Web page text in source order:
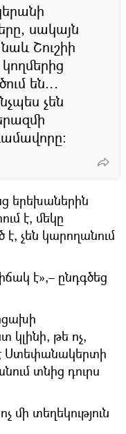
սակայն
Շուշիի
են…
չեն
երեխաներին
է, մեկը
չեն կարողանում
է»,– ընդգծեց
կլինի, թե ոչ,
Ստեփանակերտի
տնից դուրս
մի տեղեկություն